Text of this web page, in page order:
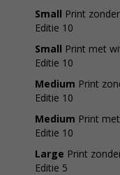
Small Print
Editie 10
Small Print met
Editie 10
Medium Print
Editie 10
Medium Print
Editie 10
Large Print
Editie 5